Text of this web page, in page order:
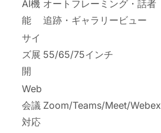
AI機
能
オートフレーミング・話者
追跡・ギャラリービュー
サイ
ズ展
開
55/65/75インチ
Web
会議
対応
Zoom/Teams/Meet/Webex